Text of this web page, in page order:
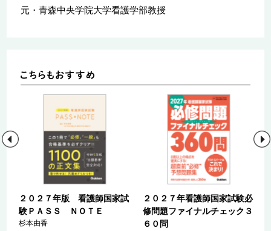
元・青森中央学院大学看護学部教授
２０２７年版 看護師国家試
験ＰＡＳＳ ＮＯＴＥ
杉本由香
２０２７年看護師国家試験必
修問題ファイナルチェック３
６０問